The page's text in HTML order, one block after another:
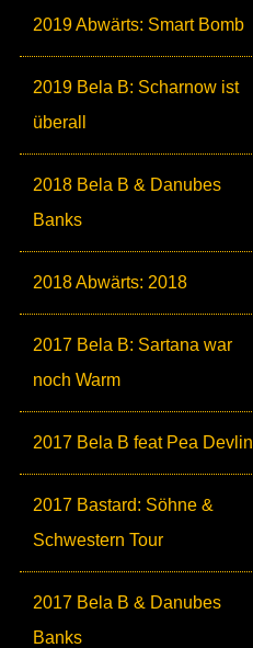
2019 Abwärts: Smart Bomb
2019 Bela B: Scharnow ist
überall
2018 Bela B & Danubes
Banks
2018 Abwärts: 2018
2017 Bela B: Sartana war
noch Warm
2017 Bela B feat Pea Devlin
2017 Bastard: Söhne &
Schwestern Tour
2017 Bela B & Danubes
Banks